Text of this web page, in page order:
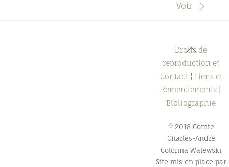
Voir
Back
To
Top
Droits de
reproduction et
Contact¦ Liens et
Remerciements ¦
Bibliographie
© 2018 Comte
Charles-André
Colonna Walewski
Site mis en place par